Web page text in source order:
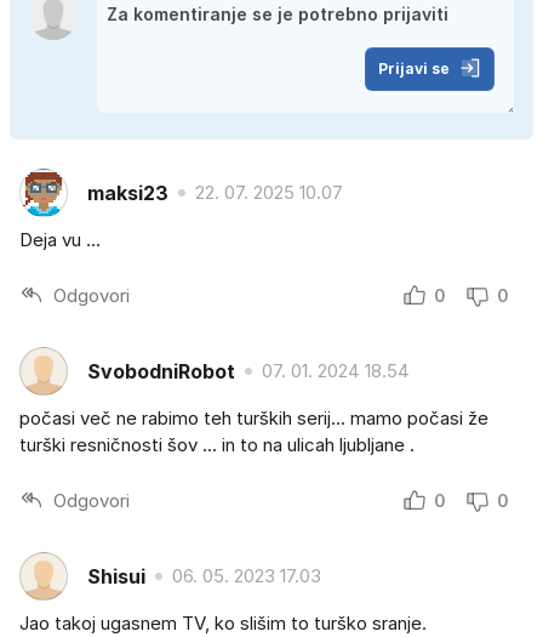
Prijavi se
maksi23 22. 07. 2025 10.07
Deja vu ...
Odgovori 0 0
SvobodniRobot 07. 01. 2024 18.54
počasi več ne rabimo teh turških serij... mamo počasi že
turški resničnosti šov ... in to na ulicah ljubljane .
Odgovori 0 0
Shisui 06. 05. 2023 17.03
Jao takoj ugasnem TV, ko slišim to turško sranje.